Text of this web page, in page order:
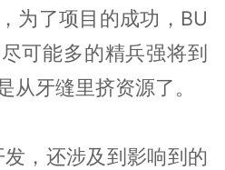
为了项目的成功，BU
可能多的精兵强将到
从牙缝里挤资源了。
，还涉及到影响到的